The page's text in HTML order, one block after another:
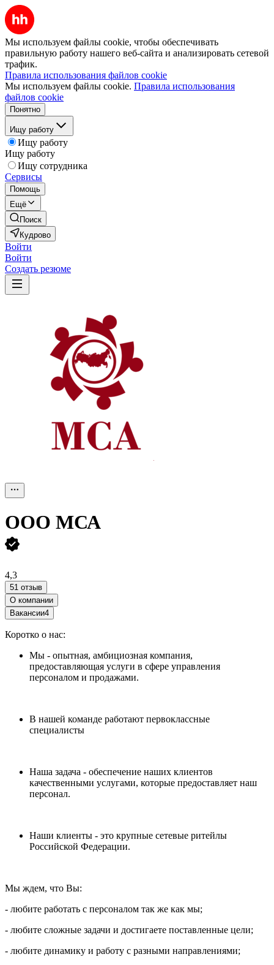
Мы используем файлы cookie, чтобы обеспечивать
правильную работу нашего веб-сайта и анализировать сетевой
трафик.
Правила использования файлов cookie
Мы используем файлы cookie. Правила использования
файлов cookie
Понятно
Ищу работу
Ищу работу
Ищу работу
Ищу сотрудника
Сервисы
Помощь
Ещё
Поиск
Кудрово
Войти
Войти
Создать резюме
ООО МСА
4,3
51 отзыв
О компании
Вакансии4
Коротко о нас:
Мы - опытная, амбициозная компания,
предоставляющая услуги в сфере управления
персоналом и продажами.
В нашей команде работают первоклассные
специалисты
Наша задача - обеспечение наших клиентов
качественными услугами, которые предоставляет наш
персонал.
Наши клиенты - это крупные сетевые ритейлы
Российской Федерации.
Мы ждем, что Вы:
- любите работать с персоналом так же как мы;
- любите сложные задачи и достигаете поставленные цели;
- любите динамику и работу с разными направлениями;